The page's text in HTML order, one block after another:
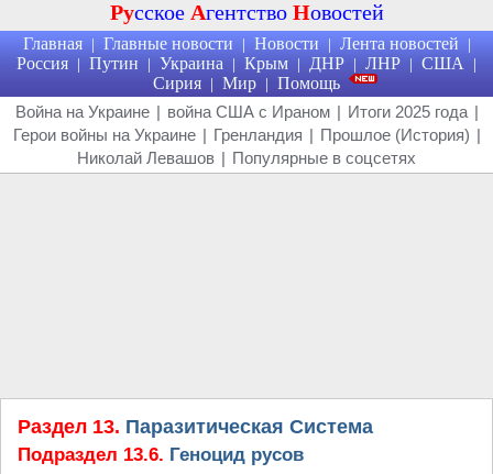
Русское Агентство Новостей
Главная | Главные новости | Новости | Лента новостей |
Россия | Путин | Украина | Крым | ДНР | ЛНР | США |
Сирия | Мир | Помощь
Война на Украине | война США с Ираном | Итоги 2025 года |
Герои войны на Украине | Гренландия | Прошлое (История) |
Николай Левашов | Популярные в соцсетях
Раздел 13. Паразитическая Система
Подраздел 13.6. Геноцид русов